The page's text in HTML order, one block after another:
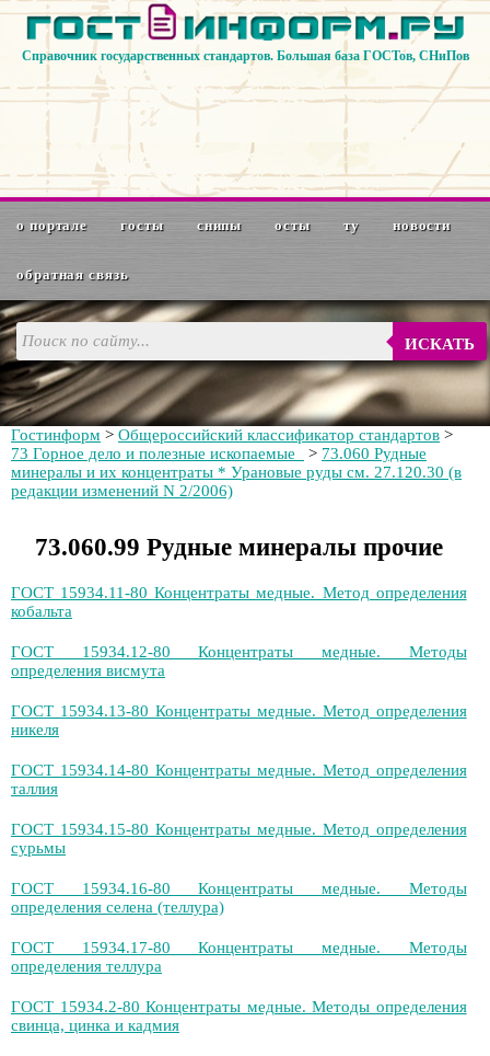
Справочник государственных стандартов. Большая база ГОСТов, СНиПов
о портале госты снипы осты ту новости
обратная связь
ИСКАТЬ
Гостинформ > Общероссийский классификатор стандартов >
73 Горное дело и полезные ископаемые
> 73.060 Рудные
минералы и их концентраты * Урановые руды см. 27.120.30 (в
редакции изменений N 2/2006)
73.060.99 Рудные минералы прочие
ГОСТ 15934.11-80 Концентраты медные. Метод определения
кобальта
ГОСТ 15934.12-80 Концентраты медные. Методы
определения висмута
ГОСТ 15934.13-80 Концентраты медные. Метод определения
никеля
ГОСТ 15934.14-80 Концентраты медные. Метод определения
таллия
ГОСТ 15934.15-80 Концентраты медные. Метод определения
сурьмы
ГОСТ 15934.16-80 Концентраты медные. Методы
определения селена (теллура)
ГОСТ 15934.17-80 Концентраты медные. Методы
определения теллура
ГОСТ 15934.2-80 Концентраты медные. Методы определения
свинца, цинка и кадмия